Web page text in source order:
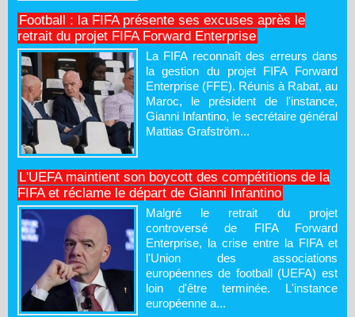
Football : la FIFA présente ses excuses après le
retrait du projet FIFA Forward Enterprise
La FIFA reconnaît des erreurs dans
la gestion du projet FIFA Forward
Enterprise (FFE). Réunis à Rabat, au
Maroc, le président de l'instance,
Gianni Infantino, le secrétaire général
Mattias Grafström...
L'UEFA maintient son boycott des compétitions de la
FIFA et réclame le départ de Gianni Infantino
Malgré le retrait du projet
controversé de FIFA Forward
Enterprise, la crise entre la FIFA et
l'Union des associations
européennes de football (UEFA) est
loin d'être terminée. L'instance
européenne a...